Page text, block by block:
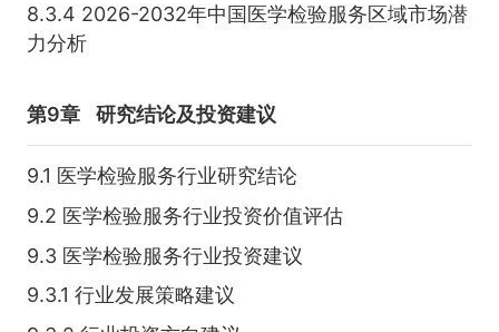
8.3.4 2026-2032年中国医学检验服务区域市场潜
力分析
第9章 研究结论及投资建议
9.1 医学检验服务行业研究结论
9.2 医学检验服务行业投资价值评估
9.3 医学检验服务行业投资建议
9.3.1 行业发展策略建议